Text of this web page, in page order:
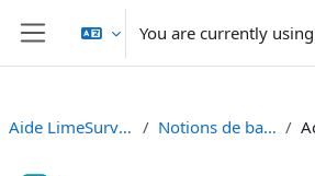
Skip to main content
Side panel
You are currently
Aide LimeSurvey Notions de base